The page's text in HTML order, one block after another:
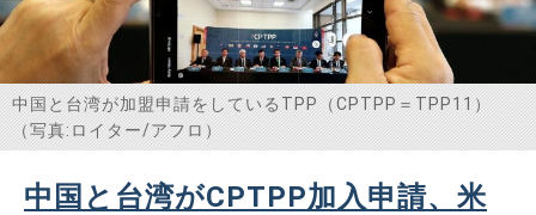
トップページ
研究員
研究所概要
設立趣意書
中国と台湾が加盟申請をしているTPP（CPTPP＝TPP11）
（写真:ロイター/アフロ）
中国と台湾がCPTPP加入申請、米